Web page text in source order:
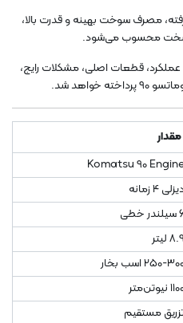
مصرف سوخت بهینه و قدرت بالا،
سخت محسوب می‌شود.
قطعات اصلی، مشکلات رایج،
شد.
مقدار
Komatsu 90
4 زمانه
خطی
8.9 لیتر
300 اسب بخار
نیوتن‌متر
مستقیم